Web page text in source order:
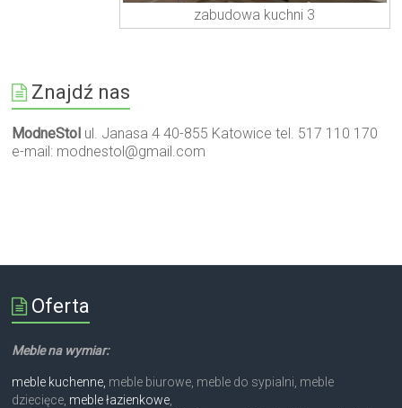
zabudowa kuchni 3
Znajdź nas
ModneStol ul. Janasa 4 40-855 Katowice tel. 517 110 170
e-mail: modnestol@gmail.com
Oferta
Meble na wymiar:
meble kuchenne, meble biurowe, meble do sypialni, meble
dziecięce, meble łazienkowe